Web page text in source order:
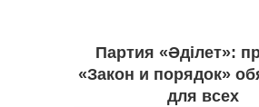
Партия «Әділет»:
«Закон и порядок»
для всех